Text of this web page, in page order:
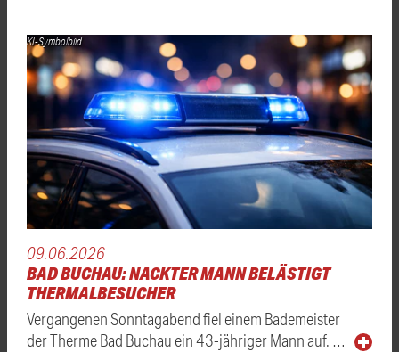
KI-Symbolbild
09.06.2026
BAD BUCHAU: NACKTER MANN BELÄSTIGT
THERMALBESUCHER
Vergangenen Sonntagabend fiel einem Bademeister
der Therme Bad Buchau ein 43-jähriger Mann auf. …